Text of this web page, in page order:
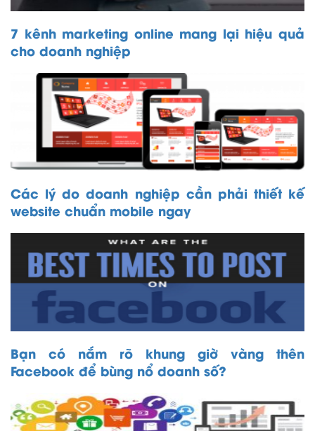
7 kênh marketing online mang lại hiệu quả
cho doanh nghiệp
Các lý do doanh nghiệp cần phải thiết kế
website chuẩn mobile ngay
Bạn có nắm rõ khung giờ vàng thên
Facebook để bùng nổ doanh số?